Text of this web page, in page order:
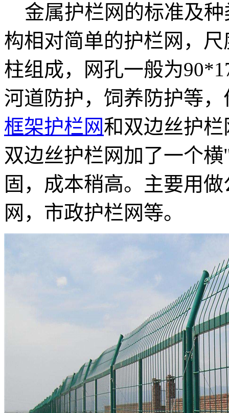
金属护栏网的标准及种
构相对简单的护栏网，
柱组成，网孔一般为
河道防护，饲养防护等
框架护栏网和双边丝护
双边丝护栏网加了一个
固，成本稍高。主要用
网，市政护栏网等。